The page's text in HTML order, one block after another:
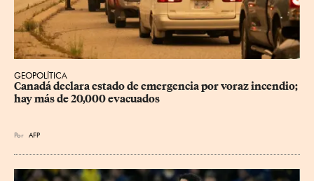
GEOPOLÍTICA
Canadá declara estado de emergencia por voraz incendio;
hay más de 20,000 evacuados
Por AFP